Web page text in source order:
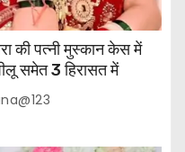
की पत्नी मुस्कान केस में
समेत 3 हिरासत में